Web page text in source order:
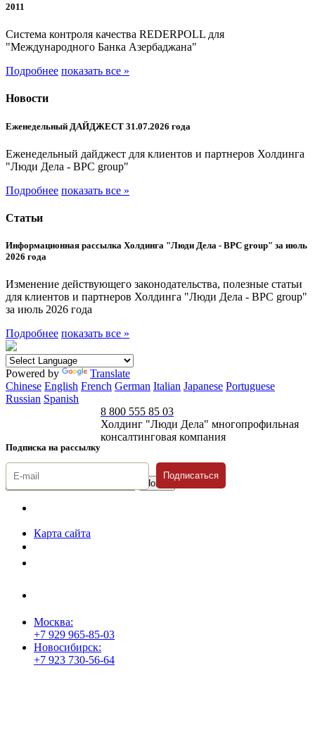
2011
Система контроля качества REDERPOLL для
"Международного Банка Азербаджана"
Подробнее показать все »
Новости
Еженедельный ДАЙДЖЕСТ 31.07.2026 года
Еженедельный дайджест для клиентов и партнеров Холдинга
"Люди Дела - BPC group"
Подробнее показать все »
Статьи
Информационная рассылка Холдинга "Люди Дела - BPC group" за июль
2026 года
Изменение действующего законодательства, полезные статьи
для клиентов и партнеров Холдинга "Люди Дела - BPC group"
за июль 2026 года
Подробнее показать все »
Powered by
Translate
Chinese English French German Italian Japanese Portuguese
Russian Spanish
Подписка на рассылку
8 800 555 85 03
Холдинг "Люди Дела" многопрофильная
консалтинговая компания
Подписаться
Карта сайта
Москва:
+7 929 965-85-03
Новосибирск:
+7 923 730-56-64